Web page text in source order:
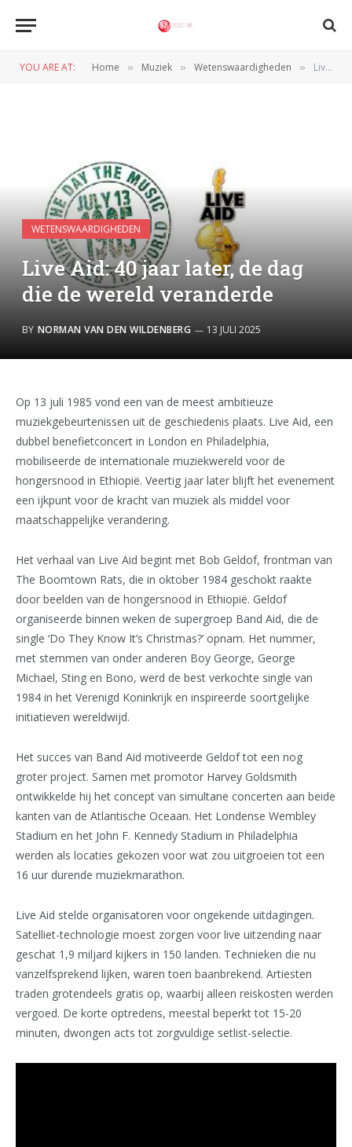
YOU ARE AT: Home » Muziek » Wetenswaardigheden » Live Aid: 40 jaar later, de dag die de wereld veranderde
WETENSWAARDIGHEDEN
Live Aid: 40 jaar later, de dag
die de wereld veranderde
BY NORMAN VAN DEN WILDENBERG 13 JULI 2025
Op 13 juli 1985 vond een van de meest ambitieuze
muziekgebeurtenissen uit de geschiedenis plaats. Live Aid, een
dubbel benefietconcert in London en Philadelphia,
mobiliseerde de internationale muziekwereld voor de
hongersnood in Ethiopië. Veertig jaar later blijft het evenement
een ijkpunt voor de kracht van muziek als middel voor
maatschappelijke verandering.
Het verhaal van Live Aid begint met Bob Geldof, frontman van
The Boomtown Rats, die in oktober 1984 geschokt raakte
door beelden van de hongersnood in Ethiopië. Geldof
organiseerde binnen weken de supergroep Band Aid, die de
single ‘Do They Know It’s Christmas?’ opnam. Het nummer,
met stemmen van onder anderen Boy George, George
Michael, Sting en Bono, werd de best verkochte single van
1984 in het Verenigd Koninkrijk en inspireerde soortgelijke
initiatieven wereldwijd.
Het succes van Band Aid motiveerde Geldof tot een nog
groter project. Samen met promotor Harvey Goldsmith
ontwikkelde hij het concept van simultane concerten aan beide
kanten van de Atlantische Oceaan. Het Londense Wembley
Stadium en het John F. Kennedy Stadium in Philadelphia
werden als locaties gekozen voor wat zou uitgroeien tot een
16 uur durende muziekmarathon.
Live Aid stelde organisatoren voor ongekende uitdagingen.
Satelliet-technologie moest zorgen voor live uitzending naar
geschat 1,9 miljard kijkers in 150 landen. Technieken die nu
vanzelfsprekend lijken, waren toen baanbrekend. Artiesten
traden grotendeels gratis op, waarbij alleen reiskosten werden
vergoed. De korte optredens, meestal beperkt tot 15-20
minuten, dwongen acts tot zorgvuldige setlist-selectie.